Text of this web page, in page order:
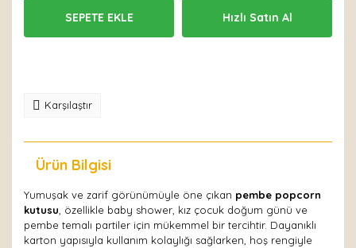
SEPETE EKLE Hızlı Satın Al
Karşılaştır
Ürün Bilgisi
Yumuşak ve zarif görünümüyle öne çıkan pembe popcorn
kutusu , özellikle baby shower, kız çocuk doğum günü ve
pembe temalı partiler için mükemmel bir tercihtir. Dayanıklı
karton yapısıyla kullanım kolaylığı sağlarken, hoş rengiyle